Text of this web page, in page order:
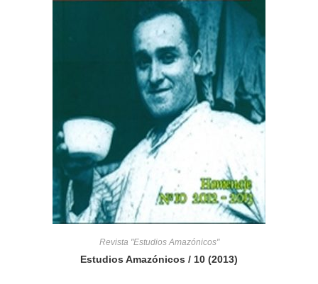
Revista "Estudios Amazónicos"
Estudios Amazónicos / 10 (2013)